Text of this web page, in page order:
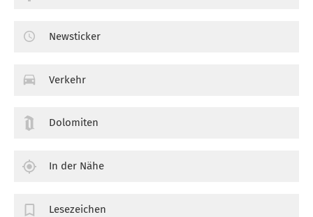
Newsticker
Verkehr
Dolomiten
In der Nähe
Lesezeichen